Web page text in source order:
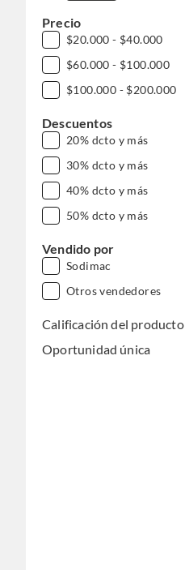
Precio
$20.000 - $40.000
$60.000 - $100.000
$100.000 - $200.000
Descuentos
20% dcto y más
30% dcto y más
40% dcto y más
50% dcto y más
Vendido por
Sodimac
Otros vendedores
Calificación del producto
Oportunidad única